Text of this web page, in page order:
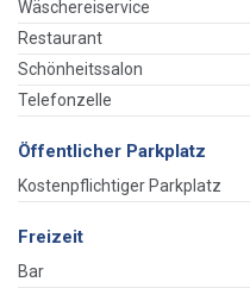
Wäschereiservice
Restaurant
Schönheitssalon
Telefonzelle
Öffentlicher Parkplatz
Kostenpflichtiger Parkplatz
Freizeit
Bar